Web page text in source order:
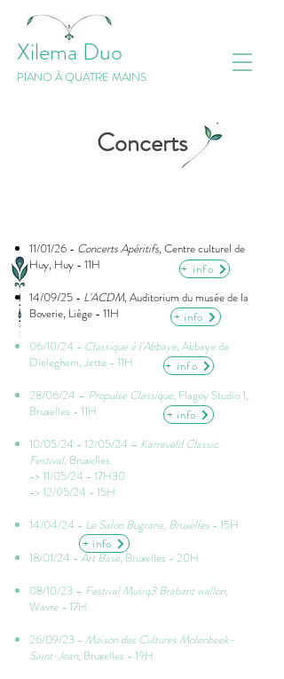
Xilema Duo
PIANO À QUATRE MAINS
Concerts
11/01/26 - Concerts Apéritifs,Centre culturel de
Huy, Huy - 11H
14/09/25 - L'ACDM,Auditorium du musée de la
Boverie, Liège - 11H
06/10/24 - Classique à l'Abbaye, Abbaye de
Dieleghem, Jette - 11H
28/06/24 – Propulse Classique, Flagey Studio 1,
Bruxelles - 11H
10/05/24 - 12/05/24 – Karreveld Classic
Festival, Bruxelles
-> 11/05/24 - 17H30
-> 12/05/24 - 15H​
14/04/24 - Le Salon Bugrane, Bruxelles - 15H​
18/01/24 - Art Base, Bruxelles - 20H
08/10/23 – Festival Musiq3 Brabant wallon,
Wavre - 17H
26/09/23 - Maison des Cultures Molenbeek-
Saint-Jean, Bruxelles - 19H
+ info
+ info
+ info
+ info
+ info